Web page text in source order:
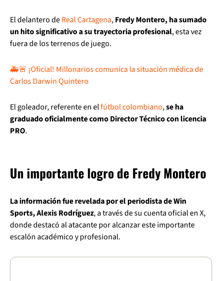
El delantero deReal Cartagena,Fredy Montero, ha sumado
un hito significativo a su trayectoria profesional, esta vez
fuera de los terrenos de juego.
🚑🚨 ¡Oficial! Millonarios comunica la situación médica de
Carlos Darwin Quintero
El goleador, referente en elfútbol colombiano,se ha
graduado oficialmente como Director Técnico con licencia
PRO.
Un importante logro de Fredy Montero
La información fue revelada por el periodista de Win
Sports, Alexis Rodríguez, a través de su cuenta oficial en X,
donde destacó al atacante por alcanzar este importante
escalón académico y profesional.